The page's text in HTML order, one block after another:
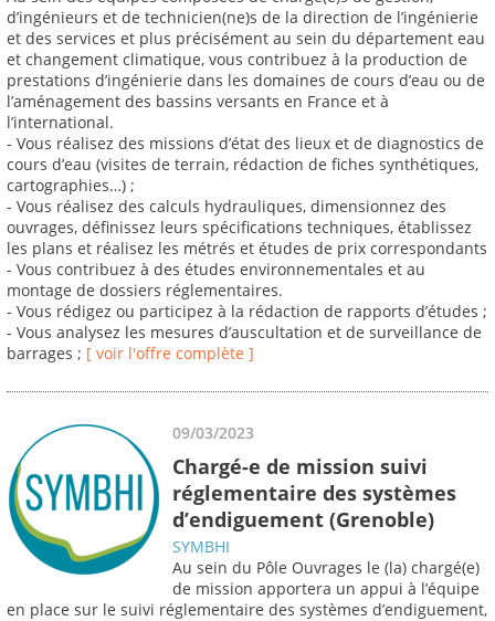
d’ingénieurs et de technicien(ne)s de la direction de l’ingénierie
et des services et plus précisément au sein du département eau
et changement climatique, vous contribuez à la production de
prestations d’ingénierie dans les domaines de cours d’eau ou de
l’aménagement des bassins versants en France et à
l’international.
- Vous réalisez des missions d’état des lieux et de diagnostics de
cours d’eau (visites de terrain, rédaction de fiches synthétiques,
cartographies…) ;
- Vous réalisez des calculs hydrauliques, dimensionnez des
ouvrages, définissez leurs spécifications techniques, établissez
les plans et réalisez les métrés et études de prix correspondants
- Vous contribuez à des études environnementales et au
montage de dossiers réglementaires.
- Vous rédigez ou participez à la rédaction de rapports d’études ;
- Vous analysez les mesures d’auscultation et de surveillance de
barrages ; [ voir l'offre complète ]
09/03/2023
Chargé-e de mission suivi
réglementaire des systèmes
d’endiguement (Grenoble)
SYMBHI
Au sein du Pôle Ouvrages le (la) chargé(e)
de mission apportera un appui à l’équipe
en place sur le suivi réglementaire des systèmes d’endiguement,